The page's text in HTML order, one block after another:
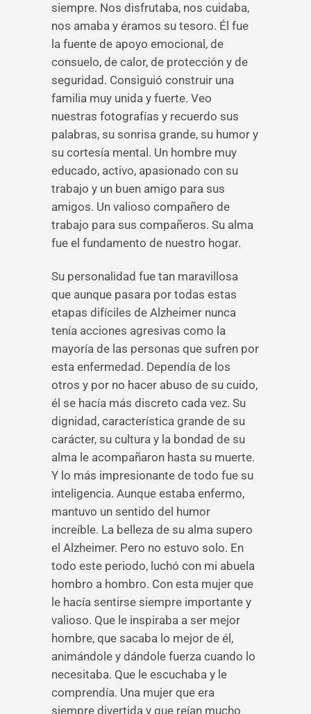
siempre. Nos disfrutaba, nos cuidaba,
nos amaba y éramos su tesoro. Él fue
la fuente de apoyo emocional, de
consuelo, de calor, de protección y de
seguridad. Consiguió construir una
familia muy unida y fuerte. Veo
nuestras fotografías y recuerdo sus
palabras, su sonrisa grande, su humor y
su cortesía mental. Un hombre muy
educado, activo, apasionado con su
trabajo y un buen amigo para sus
amigos. Un valioso compañero de
trabajo para sus compañeros. Su alma
fue el fundamento de nuestro hogar.
Su personalidad fue tan maravillosa
que aunque pasara por todas estas
etapas difíciles de Alzheimer nunca
tenía acciones agresivas como la
mayoría de las personas que sufren por
esta enfermedad. Dependía de los
otros y por no hacer abuso de su cuido,
él se hacía más discreto cada vez. Su
dignidad, característica grande de su
carácter, su cultura y la bondad de su
alma le acompañaron hasta su muerte.
Y lo más impresionante de todo fue su
inteligencia. Aunque estaba enfermo,
mantuvo un sentido del humor
increíble. La belleza de su alma supero
el Alzheimer. Pero no estuvo solo. En
todo este periodo, luchó con mi abuela
hombro a hombro. Con esta mujer que
le hacía sentirse siempre importante y
valioso. Que le inspiraba a ser mejor
hombre, que sacaba lo mejor de él,
animándole y dándole fuerza cuando lo
necesitaba. Que le escuchaba y le
comprendía. Una mujer que era
siempre divertida y que reían mucho